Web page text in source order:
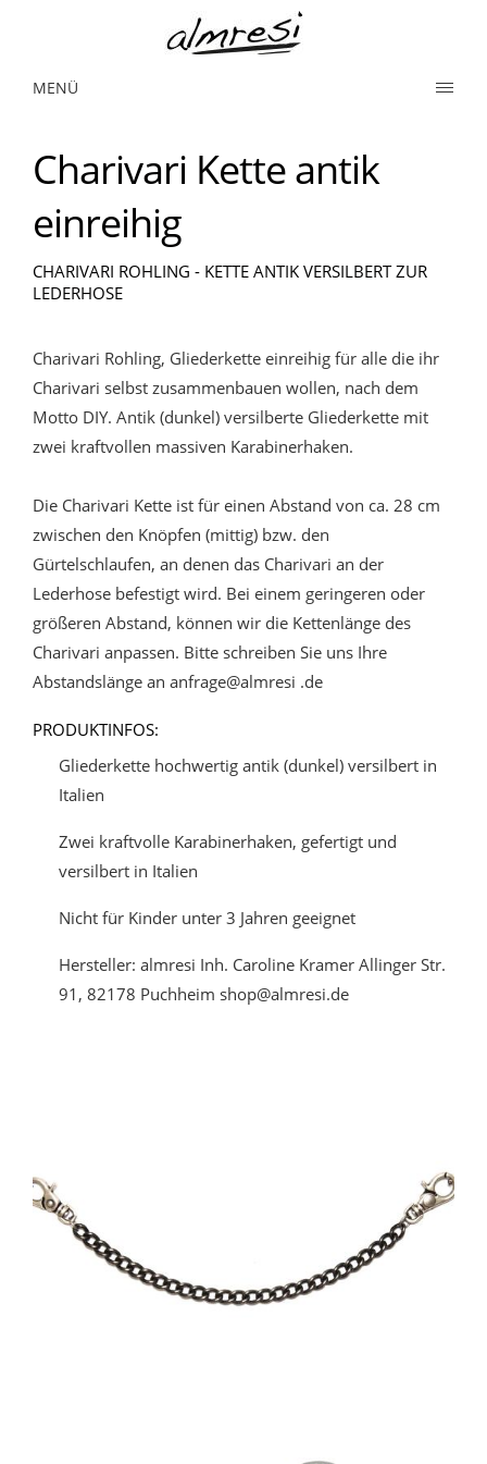
MENÜ
Charivari Kette antik
einreihig
CHARIVARI ROHLING - KETTE ANTIK VERSILBERT ZUR
LEDERHOSE
Charivari Rohling, Gliederkette einreihig für alle die ihr
Charivari selbst zusammenbauen wollen, nach dem
Motto DIY. Antik (dunkel) versilberte Gliederkette mit
zwei kraftvollen massiven Karabinerhaken.
Die Charivari Kette ist für einen Abstand von ca. 28 cm
zwischen den Knöpfen (mittig) bzw. den
Gürtelschlaufen, an denen das Charivari an der
Lederhose befestigt wird. Bei einem geringeren oder
größeren Abstand, können wir die Kettenlänge des
Charivari anpassen. Bitte schreiben Sie uns Ihre
Abstandslänge an anfrage@almresi .de
PRODUKTINFOS:
Gliederkette hochwertig antik (dunkel) versilbert in
Italien
Zwei kraftvolle Karabinerhaken, gefertigt und
versilbert in Italien
Nicht für Kinder unter 3 Jahren geeignet
Hersteller: almresi Inh. Caroline Kramer Allinger Str.
91, 82178 Puchheim shop@almresi.de